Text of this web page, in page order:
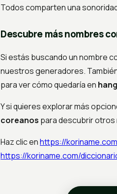
Todos comparten una
Descubre más nombres
Si estás buscando un nombre
nuestros generadores.
para ver cómo quedaría en
Y si quieres explorar más
coreanos para descubrir
Haz clic enhttps://koriname.com
https://koriname.com/